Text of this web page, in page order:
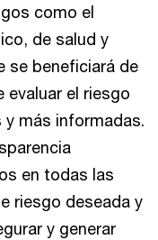
como el
de salud y
se beneficiará de
evaluar el riesgo
más informadas.
en todas las
riesgo deseada y
y generar